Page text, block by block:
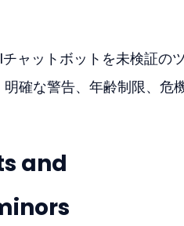
ャットボットを未検証の
確な警告、年齢制限、危
and